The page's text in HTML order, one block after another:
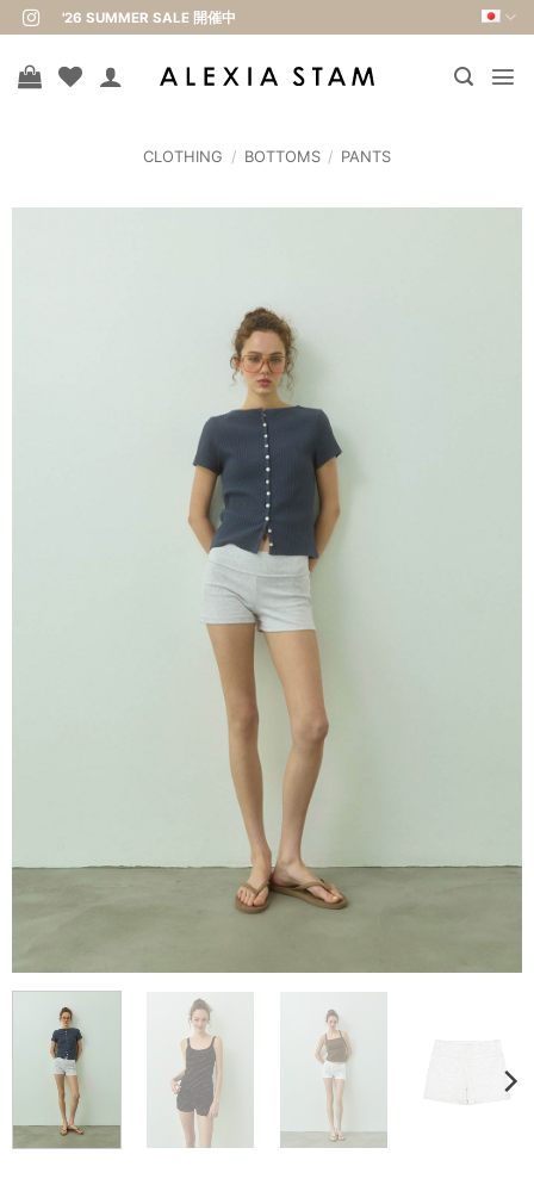
Skip
to
content
'26 SUMMER SALE 開催中
CLOTHING / BOTTOMS / PANTS